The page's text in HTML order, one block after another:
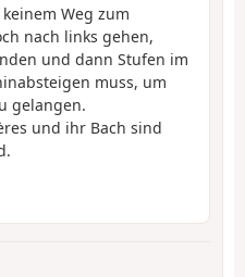
Weg zum
nach links gehen,
und dann Stufen im
muss, um
gelangen.
und ihr Bach sind